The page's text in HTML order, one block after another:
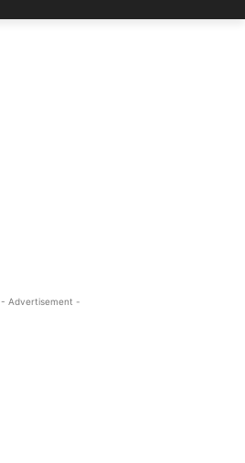
- Advertisement -